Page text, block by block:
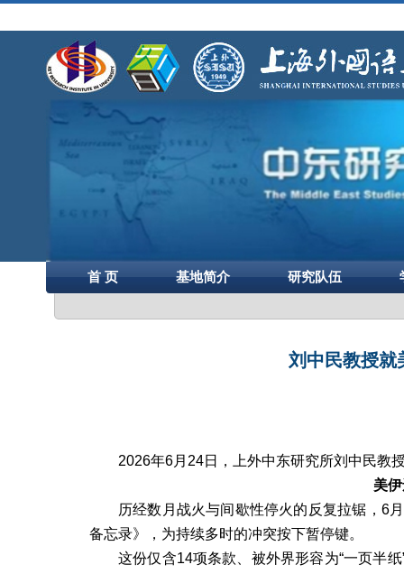
首 页 基地简介 研究队伍
刘中民教授就
2026年6月 24日，上外中东研究所刘中民教
美
历经数月战火与间歇性停火的反复拉锯， 6月
备忘录》，为持续多时的冲突按下暂停键。
这份仅含14项条款、被外界形容为“一页半纸